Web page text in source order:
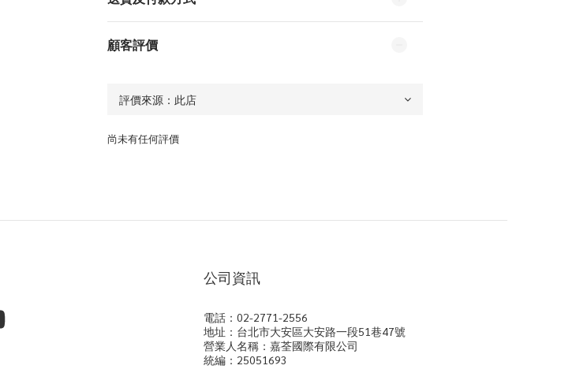
顧客評價
尚未有任何評價
公司資訊
電話：02-2771-2556
地址：台北市大安區大安路一段51巷47號
營業人名稱：嘉荃國際有限公司
統編：25051693